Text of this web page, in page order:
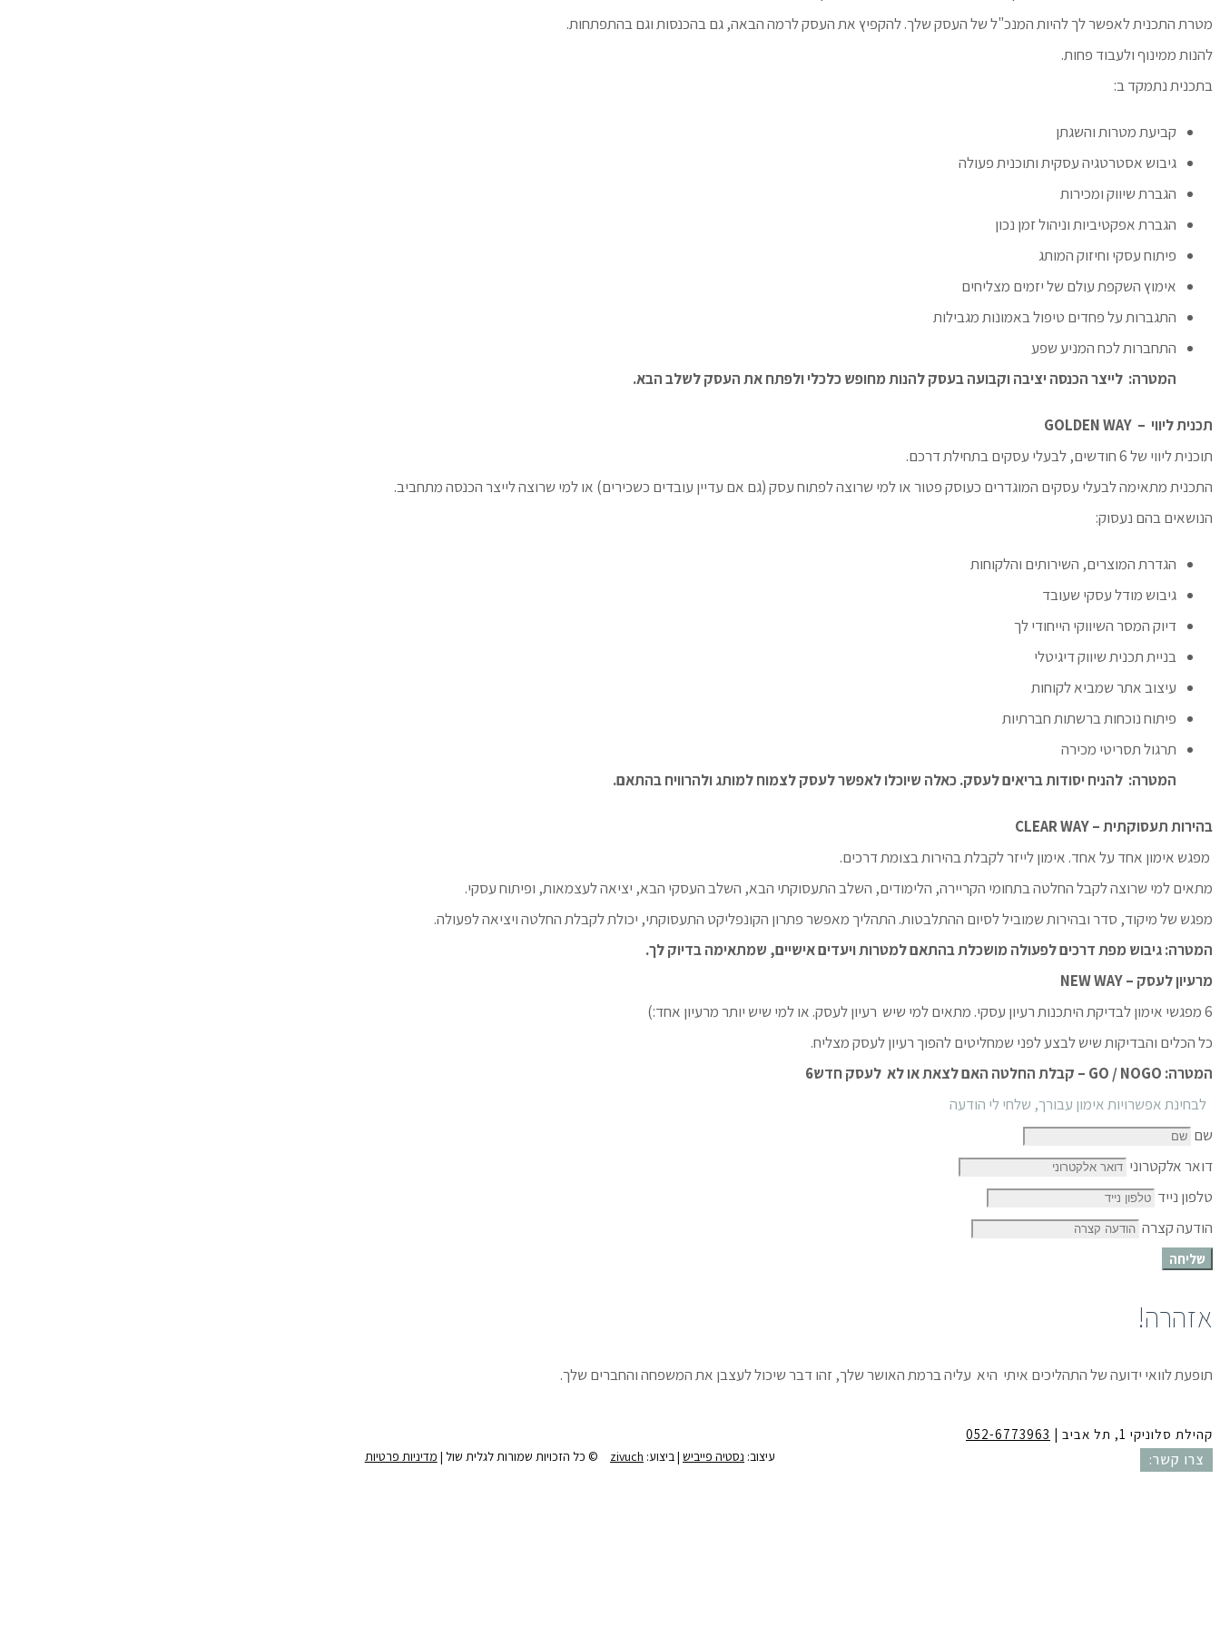
מטרת התכנית לאפשר לך להיות המנכ"ל של העסק שלך. להקפיץ את העסק לרמה הבאה, גם בהכנסות וגם בהתפתחות.
להנות ממינוף ולעבוד פחות.
בתכנית נתמקד ב:
קביעת מטרות והשגתן
גיבוש אסטרטגיה עסקית ותוכנית פעולה
הגברת שיווק ומכירות
הגברת אפקטיביות וניהול זמן נכון
פיתוח עסקי וחיזוק המותג
אימוץ השקפת עולם של יזמים מצליחים
התגברות על פחדים טיפול באמונות מגבילות
התחברות לכח המניע שפע
המטרה: לייצר הכנסה יציבה וקבועה בעסק להנות מחופש כלכלי ולפתח את העסק לשלב הבא.
תכנית ליווי – GOLDEN WAY
תוכנית ליווי של 6 חודשים, לבעלי עסקים בתחילת דרכם.
התכנית מתאימה לבעלי עסקים המוגדרים כעוסק פטור או למי שרוצה לפתוח עסק (גם אם עדיין עובדים כשכירים) או למי שרוצה לייצר הכנסה מתחביב.
הנושאים בהם נעסוק:
הגדרת המוצרים, השירותים והלקוחות
גיבוש מודל עסקי שעובד
דיוק המסר השיווקי הייחודי לך
בניית תכנית שיווק דיגיטלי
עיצוב אתר שמביא לקוחות
פיתוח נוכחות ברשתות חברתיות
תרגול תסריטי מכירה
המטרה: להניח יסודות בריאים לעסק. כאלה שיוכלו לאפשר לעסק לצמוח למותג ולהרוויח בהתאם.
בהירות תעסוקתית– CLEAR WAY
מפגש אימון אחד על אחד. אימון לייזר לקבלת בהירות בצומת דרכים.
מתאים למי שרוצה לקבל החלטה בתחומי הקריירה, הלימודים, השלב התעסוקתי הבא, השלב העסקי הבא, יציאה לעצמאות, ופיתוח עסקי.
מפגש של מיקוד, סדר ובהירות שמוביל לסיום ההתלבטות. התהליך מאפשר פתרון הקונפליקט התעסוקתי, יכולת לקבלת החלטה ויציאה לפעולה.
המטרה: גיבוש מפת דרכים לפעולה מושכלת בהתאם למטרות ויעדים אישיים, שמתאימה בדיוק לך.
מרעיון לעסק – NEW WAY
6 מפגשי אימון לבדיקת היתכנות רעיון עסקי. מתאים למי שיש רעיון לעסק. או למי שיש יותר מרעיון אחד:)
כל הכלים והבדיקות שיש לבצע לפני שמחליטים להפוך רעיון לעסק מצליח.
המטרה: GO / NOGO – קבלת החלטה האם לצאת או לא לעסק חדש6
לבחינת אפשרויות אימון עבורך, שלחי לי הודעה
שם
דואר אלקטרוני
טלפון נייד
הודעה קצרה
שליחה
אזהרה!
תופעת לוואי ידועה של התהליכים איתי היא עליה ברמת האושר שלך, זהו דבר שיכול לעצבן את המשפחה והחברים שלך.
צרו קשר:
קהילת סלוניקי 1, תל אביב | 052-6773963
© כל הזכויות שמורות לגלית שול | מדיניות פרטיות עיצוב: נסטיה פייביש | ביצוע: zivuch